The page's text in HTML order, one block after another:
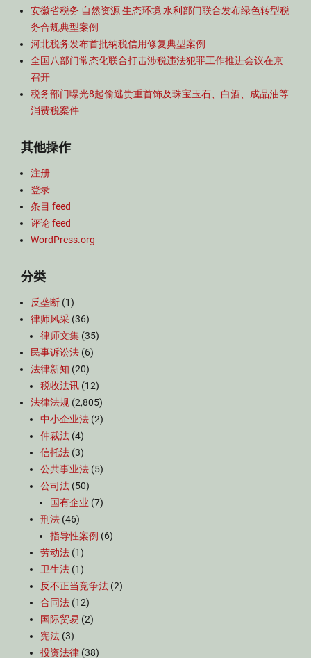
安徽省税务 自然资源 生态环境 水利部门联合发布绿色转型税
务合规典型案例
河北税务发布首批纳税信用修复典型案例
全国八部门常态化联合打击涉税违法犯罪工作推进会议在京
召开
税务部门曝光8起偷逃贵重首饰及珠宝玉石、白酒、成品油等
消费税案件
其他操作
注册
登录
条目 feed
评论 feed
WordPress.org
分类
反垄断 (1)
律师风采 (36)
律师文集 (35)
民事诉讼法 (6)
法律新知 (20)
税收法讯 (12)
法律法规 (2,805)
中小企业法 (2)
仲裁法 (4)
信托法 (3)
公共事业法 (5)
公司法 (50)
国有企业 (7)
刑法 (46)
指导性案例 (6)
劳动法 (1)
卫生法 (1)
反不正当竞争法 (2)
合同法 (12)
国际贸易 (2)
宪法 (3)
投资法律 (38)